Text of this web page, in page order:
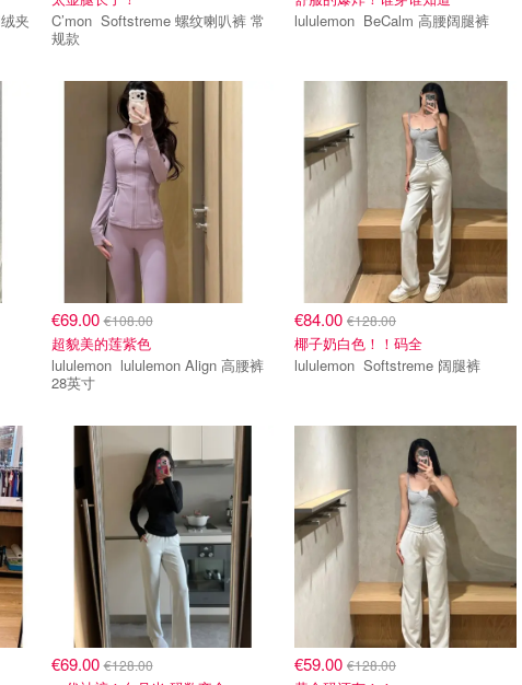
C’mon Softstreme 螺纹喇叭裤 常
规款
lululemon BeCalm 高腰阔腿裤
€69.00€108.00
超貌美的莲紫色
lululemon lululemon Align 高腰裤
28英寸
€84.00 €128.00
椰子奶白色！！码全
lululemon Softstreme 阔腿裤
€69.00€128.00 €59.00 €128.00